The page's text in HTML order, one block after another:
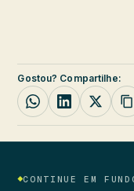
Gostou? Compartilhe:
CONTINUE EM